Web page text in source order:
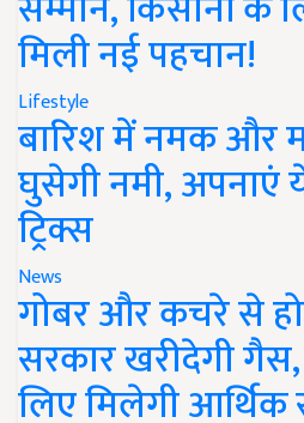
मिली नई पहचान!
Lifestyle
बारिश में नमक और
घुसेगी नमी,
ट्रिक्स
News
गोबर और कचरे से
सरकार खरीदेगी
लिए मिलेगी आर्थिक